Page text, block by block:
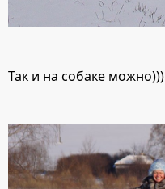
Так и на собаке можно)))